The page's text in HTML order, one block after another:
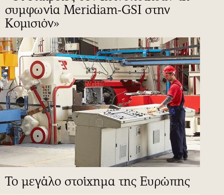
συμφωνία Meridiam-GSI στην
Κομισιόν»
To μεγάλο στοίχημα της Ευρώπης